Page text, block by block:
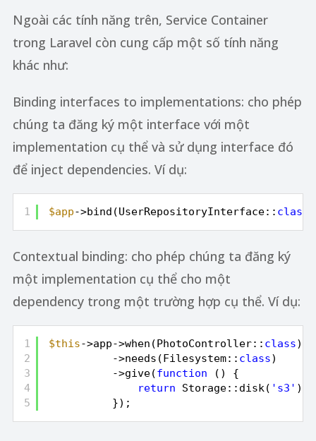
Ngoài các tính năng trên, Service Container
trong Laravel còn cung cấp một số tính năng
khác như:
Binding interfaces to implementations: cho phép
chúng ta đăng ký một interface với một
implementation cụ thể và sử dụng interface đó
để inject dependencies. Ví dụ:
1 $app->bind(UserRepositoryInterface:: class
Contextual binding: cho phép chúng ta đăng ký
một implementation cụ thể cho một
dependency trong một trường hợp cụ thể. Ví dụ:
1
2
3
4
5
$this->app->when(PhotoController:: class)
->needs(Filesystem:: class)
->give(function
() {
return
Storage::disk( 's3' );
});